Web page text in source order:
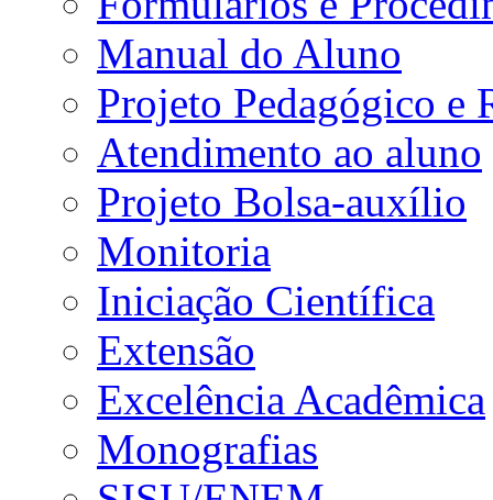
Manual do Aluno
Projeto Pedagógico e
Atendimento ao aluno
Projeto Bolsa-auxílio
Monitoria
Iniciação Científica
Extensão
Excelência Acadêmica
Monografias